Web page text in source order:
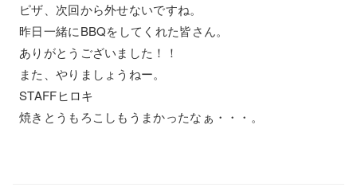
ピザ、次回から外せないですね。
昨日一緒にBBQをしてくれた皆さん。
ありがとうございました！！
また、やりましょうねー。
STAFFヒロキ
焼きとうもろこしもうまかったなぁ・・・。